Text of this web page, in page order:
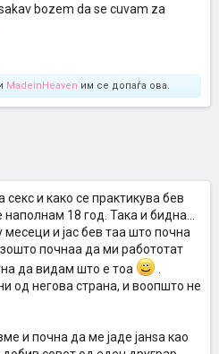
bozem da se cuvam za
MadeinHeaven им се допаѓа ова.
и како се практикува бев
18 год. Така и бидна...
и јас бев таа што почна
почнаа да ми работотат
да видам што е тоа
од негова страна, и воопшто не
и почна да ме јаде јанѕа као